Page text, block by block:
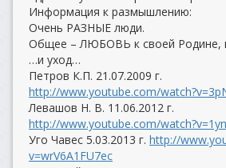
Информация к размышлению:
Очень РАЗНЫЕ люди.
Общее – ЛЮБОВЬ к своей Родине,
…и уход…
Петров К.П. 21.07.2009 г.
http://www.youtube.com/
Левашов Н. В. 11.06.2012 г.
http://www.youtube.com/
Уго Чавес 5.03.2013 г. http://
v=wrV6A1FU7ec